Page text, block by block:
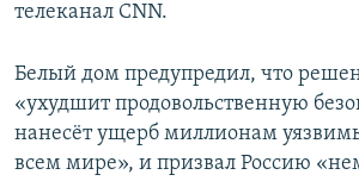
телеканал CNN.
Белый дом предупредил, что
«ухудшит продовольственную
нанесёт ущерб миллионам
всем мире», и призвал Россию